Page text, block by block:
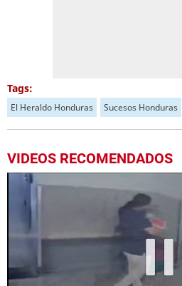
Tags:
El Heraldo Honduras Sucesos Honduras
VIDEOS RECOMENDADOS